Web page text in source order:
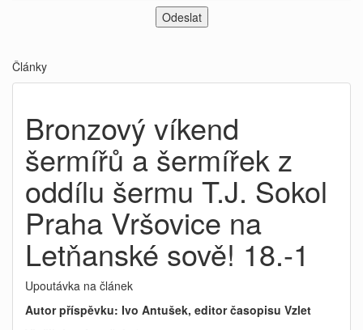
Články
Bronzový víkend
šermířů a šermířek z
oddílu šermu T.J. Sokol
Praha Vršovice na
Letňanské sově! 18.-1
Upoutávka na článek
Autor příspěvku: Ivo Antušek, editor časopisu Vzlet